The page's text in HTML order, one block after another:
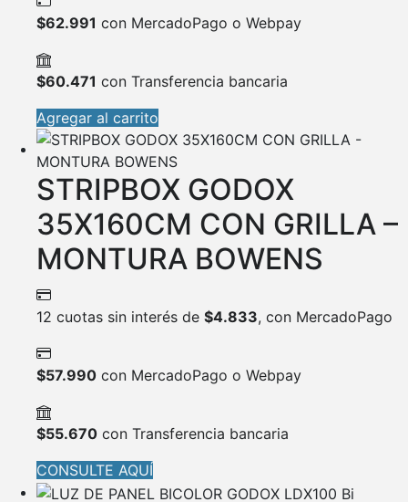
$62.991 con MercadoPago o Webpay
$60.471 con Transferencia bancaria
Agregar al carrito
STRIPBOX GODOX
35X160CM CON GRILLA –
MONTURA BOWENS
12 cuotas sin interés de $4.833, con MercadoPago
$57.990 con MercadoPago o Webpay
$55.670 con Transferencia bancaria
CONSULTE AQUÍ